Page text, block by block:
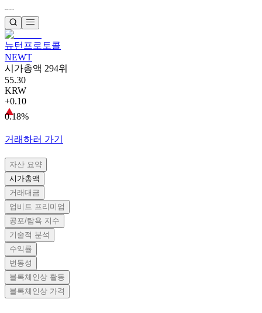
뉴턴프로토콜
NEWT
시가총액 294위
55.30
KRW
+0.10
0.18%
거래하러 가기
자산 요약
시가총액
거래대금
업비트 프리미엄
공포/탐욕 지수
기술적 분석
수익률
변동성
블록체인상 활동
블록체인상 가격